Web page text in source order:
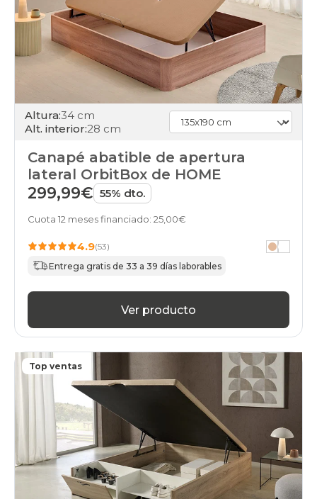
160x220cm-
especial
cambria
canapes-
abatibles
180x180cm-
doble
cambria
canapes-
abatibles
unfrente
cambria
cambria
180x190cm-
cambria
canapes-
90x190cm-
abatibles
180x190cm
cambria
abatibles
180x200cm-
doble
cambria
canapes-
Altura:34 cm
Alt. interior:28 cm
Canapé abatible de apertura
lateral OrbitBox de HOME
299,99€ 55% dto.
Cuota 12 meses financiado: 25,00€
4.9(53)
Entrega gratis de 33 a 39 días laborables
Ver producto
Top ventas